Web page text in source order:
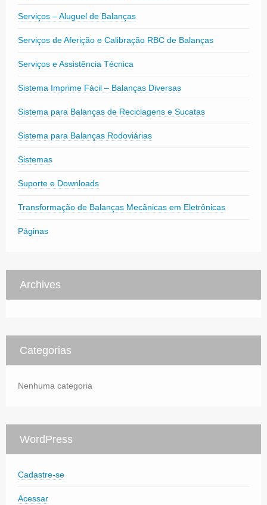
Serviços – Aluguel de Balanças
Serviços de Aferição e Calibração RBC de Balanças
Serviços e Assistência Técnica
Sistema Imprime Fácil – Balanças Diversas
Sistema para Balanças de Reciclagens e Sucatas
Sistema para Balanças Rodoviárias
Sistemas
Suporte e Downloads
Transformação de Balanças Mecânicas em Eletrônicas
Páginas
Archives
Categorias
Nenhuma categoria
WordPress
Cadastre-se
Acessar